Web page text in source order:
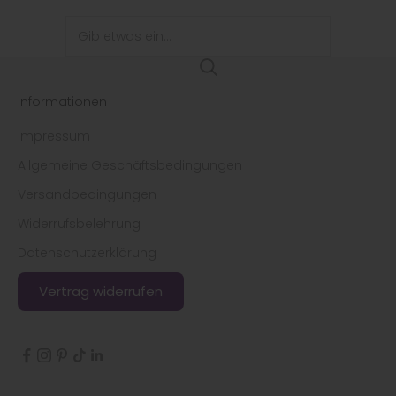
Informationen
Vertrag widerrufen